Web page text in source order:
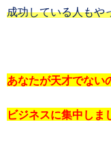
成功している人もや
あなたが天才でない
ビジネスに集中しま